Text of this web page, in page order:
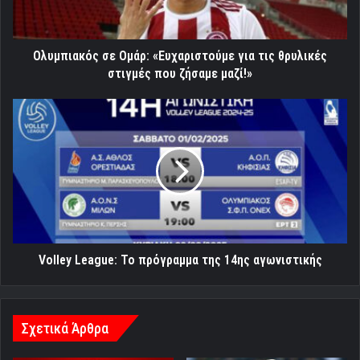
που
ζήσαμεΟλυμπιακός σε Ομάρ: «Ευχαριστούμε για τις θρυλικές
στιγμές που ζήσαμε μαζί!»
Volley
League:
Το
της
14ης
αγωνιστικής
Volley League: Το πρόγραμμα της 14ης αγωνιστικής
Σχετικά Άρθρα